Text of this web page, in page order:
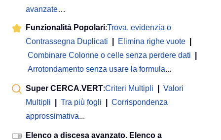
avanzate…
Funzionalità Popolari:Trova, evidenzia o
Contrassegna Duplicati
Elimina righe vuote
Combinare Colonne o celle senza perdere dati
Arrotondamento senza usare la formula...
Super CERCA.VERT:Criteri Multipli
Valori
Multipli
Tra più fogli
Corrispondenza
approssimativa...
Elenco a discesa avanzato. Elenco a